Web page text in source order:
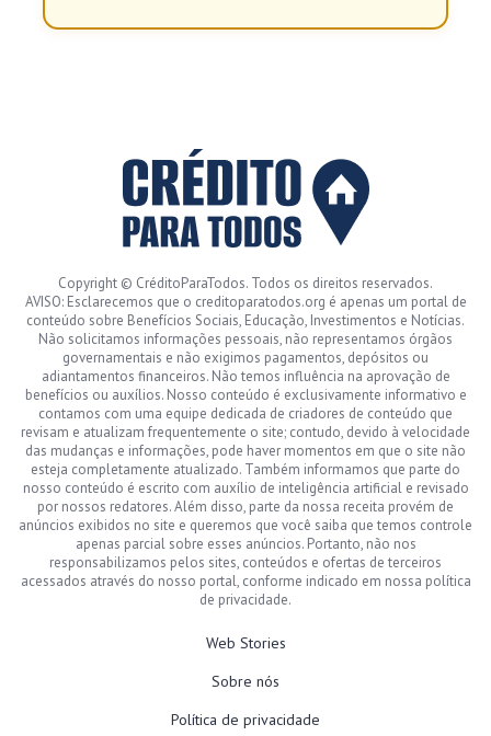
Copyright © CréditoParaTodos. Todos os direitos reservados.
AVISO: Esclarecemos que o creditoparatodos.org é apenas um portal de
conteúdo sobre Benefícios Sociais, Educação, Investimentos e Notícias.
Não solicitamos informações pessoais, não representamos órgãos
governamentais e não exigimos pagamentos, depósitos ou
adiantamentos financeiros. Não temos influência na aprovação de
benefícios ou auxílios. Nosso conteúdo é exclusivamente informativo e
contamos com uma equipe dedicada de criadores de conteúdo que
revisam e atualizam frequentemente o site; contudo, devido à velocidade
das mudanças e informações, pode haver momentos em que o site não
esteja completamente atualizado. Também informamos que parte do
nosso conteúdo é escrito com auxílio de inteligência artificial e revisado
por nossos redatores. Além disso, parte da nossa receita provém de
anúncios exibidos no site e queremos que você saiba que temos controle
apenas parcial sobre esses anúncios. Portanto, não nos
responsabilizamos pelos sites, conteúdos e ofertas de terceiros
acessados através do nosso portal, conforme indicado em nossa política
de privacidade.
Web Stories
Sobre nós
Política de privacidade